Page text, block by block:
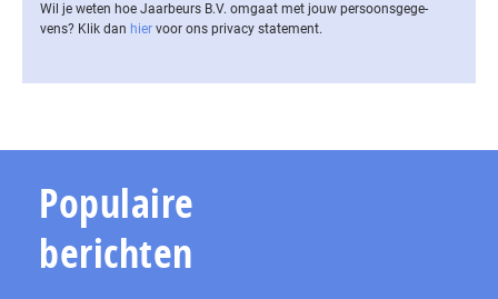
Wil je weten hoe Jaarbeurs B.V. omgaat met jouw per­soons­ge­ge­
vens? Klik dan hier voor ons privacy statement.
Populaire
berichten